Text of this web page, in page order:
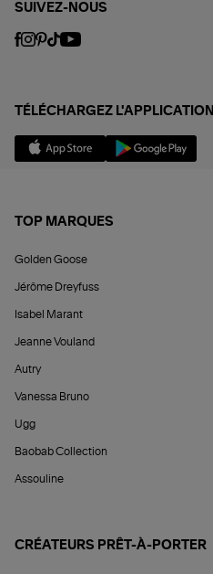
SUIVEZ-NOUS
TÉLÉCHARGEZ L'APPLICATION
TOP MARQUES
Golden Goose
Jérôme Dreyfuss
Isabel Marant
Jeanne Vouland
Autry
Vanessa Bruno
Ugg
Baobab Collection
Assouline
CRÉATEURS PRÊT-À-PORTER